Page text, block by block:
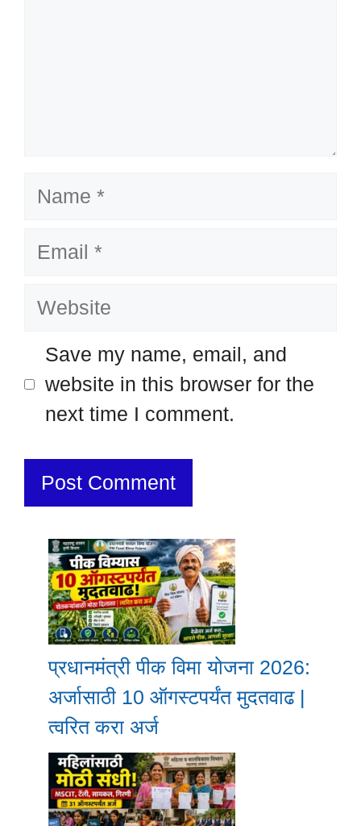
Name
Email
Website
Save my name, email, and
website in this browser for the
next time I comment.
प्रधानमंत्री पीक विमा योजना 2026:
अर्जासाठी 10 ऑगस्टपर्यंत मुदतवाढ |
त्वरित करा अर्ज